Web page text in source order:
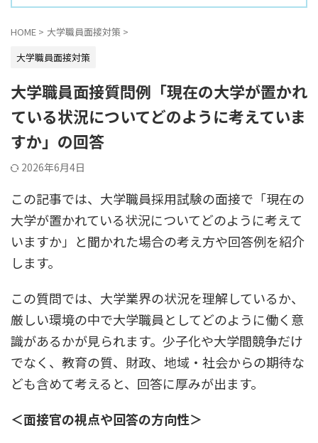
HOME > 大学職員面接対策 >
大学職員面接対策
大学職員面接質問例「現在の大学が置かれ
ている状況についてどのように考えていま
すか」の回答
2026年6月4日
この記事では、大学職員採用試験の面接で「現在の
大学が置かれている状況についてどのように考えて
いますか」と聞かれた場合の考え方や回答例を紹介
します。
この質問では、大学業界の状況を理解しているか、
厳しい環境の中で大学職員としてどのように働く意
識があるかが見られます。少子化や大学間競争だけ
でなく、教育の質、財政、地域・社会からの期待な
ども含めて考えると、回答に厚みが出ます。
＜面接官の視点や回答の方向性＞